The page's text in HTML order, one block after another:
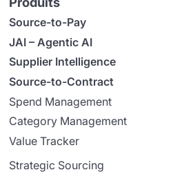
Source-to-Pay
JAI – Agentic AI
Supplier Intelligence
Source-to-Contract
Spend Management
Category Management
Value Tracker
Strategic Sourcing